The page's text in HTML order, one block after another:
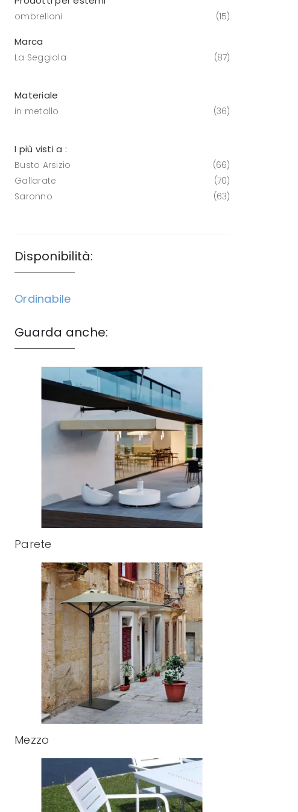
ombrelloni 15
Marca
La Seggiola 87
Materiale
in metallo 36
I più visti a :
Busto Arsizio
66
Gallarate
70
Saronno
63
Disponibilità:
Ordinabile
Guarda anche:
Parete
Mezzo